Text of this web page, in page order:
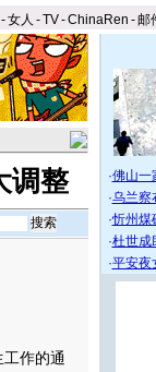
-女人 -TV-ChinaRen -邮
调整
作的通
·佛山一
·乌兰察
·忻州煤
·杜世成
·平安夜